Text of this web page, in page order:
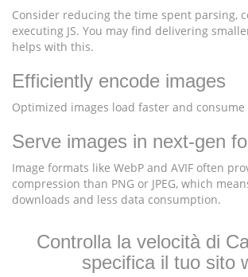
Consider reducing the time spent parsing,
executing JS. You may find delivering
helps with this.
Efficiently encode images
Optimized images load faster and
Serve images in next-gen
Image formats like WebP and AVIF often
compression than PNG or JPEG, which
downloads and less data consumption.
Controlla la velocità di
specifica il tuo sito